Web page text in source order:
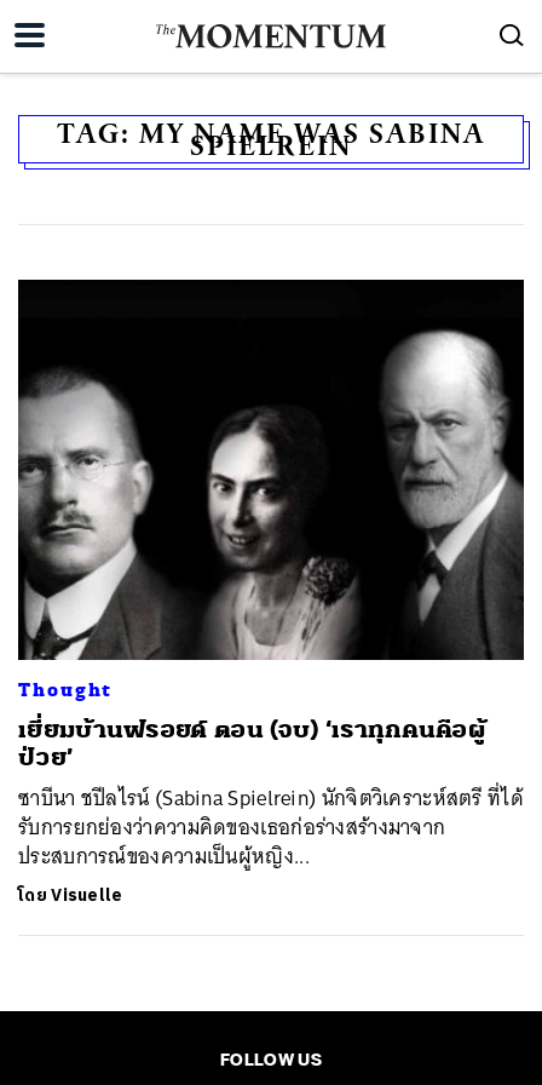
TAG: MY NAME WAS SABINA
SPIELREIN
Thought
เยี่ยมบ้านฟรอยด์ ตอน (จบ)​ ‘เราทุกคนคือผู้
ป่วย’
ซาบีนา ชปีลไรน์ (Sabina Spielrein) นักจิตวิเคราะห์สตรี ที่ได้
รับการยกย่องว่าความคิดของเธอก่อร่างสร้างมาจาก
ประสบการณ์ของความเป็นผู้หญิง...
โดยVisuelle
FOLLOW US
ค้นหา
SHARE TWEET LINE EMAIL